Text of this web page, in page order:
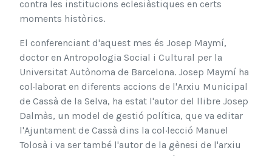
contra les institucions eclesiàstiques en certs
moments històrics.
El conferenciant d'aquest mes és Josep Maymí,
doctor en Antropologia Social i Cultural per la
Universitat Autònoma de Barcelona. Josep Maymí ha
col·laborat en diferents accions de l'Arxiu Municipal
de Cassà de la Selva, ha estat l'autor del llibre Josep
Dalmàs, un model de gestió política, que va editar
l'Ajuntament de Cassà dins la col·lecció Manuel
Tolosà i va ser també l'autor de la gènesi de l'arxiu